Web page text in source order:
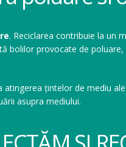
. Reciclarea contribuie la un
bolilor provocate de
țintelor de mediu
asupra mediului.